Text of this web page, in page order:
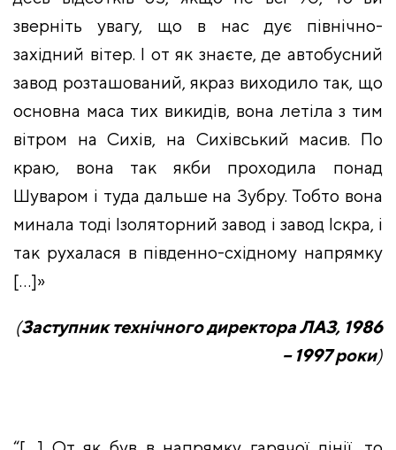
зверніть увагу, що в нас дує північно-
західний вітер. І от як знаєте, де автобусний
завод розташований, якраз виходило так, що
основна маса тих викидів, вона летіла з тим
вітром на Сихів, на Сихівський масив. По
краю, вона так якби проходила понад
Шуваром і туда дальше на Зубру. Тобто вона
минала тоді Ізоляторний завод і завод Іскра, і
так рухалася в південно-східному напрямку
[…]»
(Заступник технічного директора ЛАЗ, 1986
– 1997 роки)